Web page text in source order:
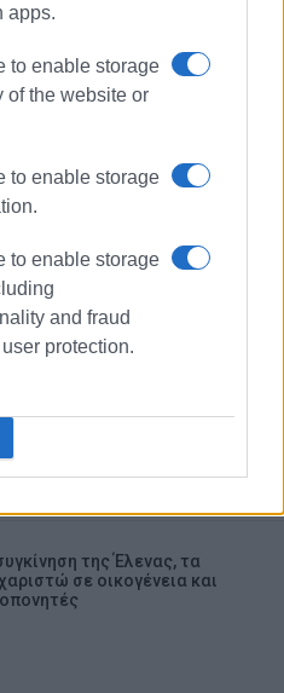
apps.
to enable storage
of the website or
to enable storage
to enable storage
and fraud
protection.
της Έλενας, τα
σε οικογένεια και